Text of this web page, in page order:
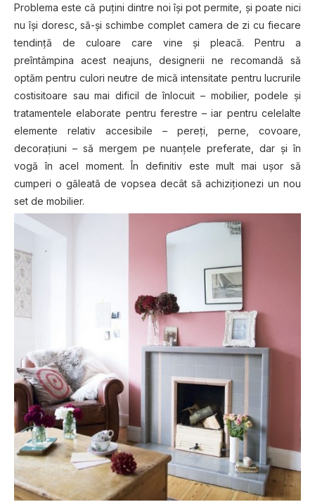
Problema este că puțini dintre noi își pot permite, și poate nici
nu își doresc, să-și schimbe complet camera de zi cu fiecare
tendință de culoare care vine și pleacă. Pentru a
preîntâmpina acest neajuns, designerii ne recomandă să
optăm pentru culori neutre de mică intensitate pentru lucrurile
costisitoare sau mai dificil de înlocuit – mobilier, podele și
tratamentele elaborate pentru ferestre – iar pentru celelalte
elemente relativ accesibile – pereți, perne, covoare,
decorațiuni – să mergem pe nuanțele preferate, dar și în
vogă în acel moment. În definitiv este mult mai ușor să
cumperi o găleată de vopsea decât să achiziționezi un nou
set de mobilier.